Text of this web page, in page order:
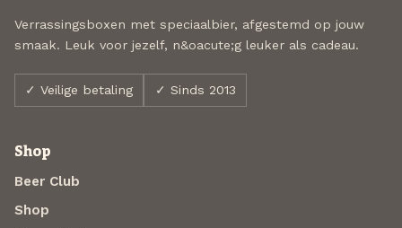
Verrassingsboxen met speciaalbier, afgestemd op jouw
smaak. Leuk voor jezelf, n&oacute;g leuker als cadeau.
✓ Veilige betaling ✓ Sinds 2013
Shop
Beer Club
Shop